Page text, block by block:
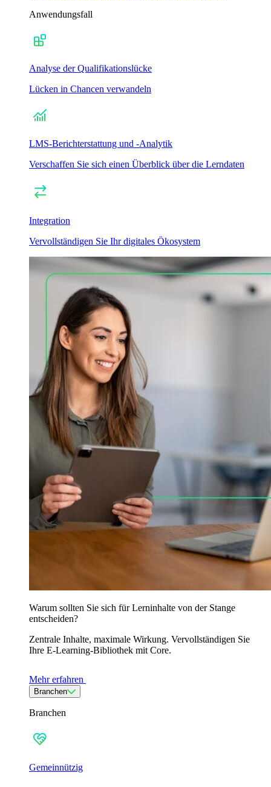
Anwendungsfall
Analyse der Qualifikationslücke
Lücken in Chancen verwandeln
LMS-Berichterstattung und -Analytik
Verschaffen Sie sich einen Überblick über die Lerndaten
Integration
Vervollständigen Sie Ihr digitales Ökosystem
Warum sollten Sie sich für Lerninhalte von der Stange
entscheiden?
Zentrale Inhalte, maximale Wirkung. Vervollständigen Sie
Ihre E-Learning-Bibliothek mit Core.
Mehr erfahren
Branchen
Branchen
Gemeinnützig